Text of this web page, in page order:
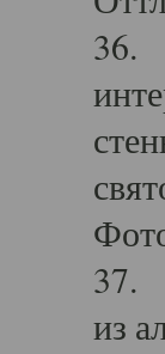
36.
37.
из